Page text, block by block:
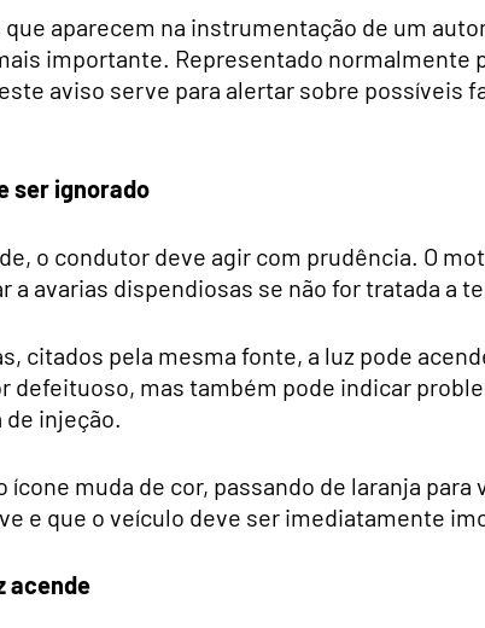
aparecem na instrumentação de um
importante. Representado normalmente
aviso serve para alertar sobre possíveis
ser ignorado
o condutor deve agir com prudência. O
a avarias dispendiosas se não for tratada a
citados pela mesma fonte, a luz pode
defeituoso, mas também pode indicar
injeção.
ícone muda de cor, passando de laranja
e que o veículo deve ser imediatamente
acende